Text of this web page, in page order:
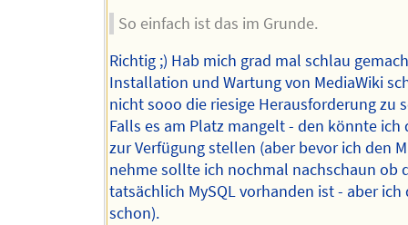
So einfach ist das im Grunde.
Richtig ;) Hab mich grad mal schlau
Installation und Wartung von MediaWiki
nicht sooo die riesige Herausforderung zu
Falls es am Platz mangelt - den könnte ich
zur Verfügung stellen (aber bevor ich den
nehme sollte ich nochmal nachschaun ob
tatsächlich MySQL vorhanden ist - aber ich
schon).